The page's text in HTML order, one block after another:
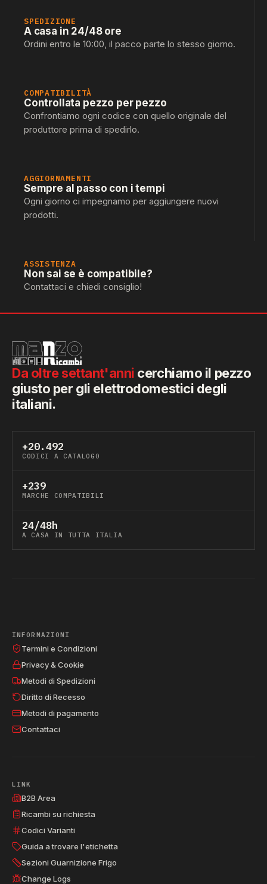
SPEDIZIONE
A casa in 24/48 ore
Ordini entro le 10:00, il pacco parte lo stesso giorno.
COMPATIBILITÀ
Controllata pezzo per pezzo
Confrontiamo ogni codice con quello originale del
produttore prima di spedirlo.
AGGIORNAMENTI
Sempre al passo con i tempi
Ogni giorno ci impegnamo per aggiungere nuovi
prodotti.
ASSISTENZA
Non sai se è compatibile?
Contattaci e chiedi consiglio!
Da oltre settant'anni cerchiamo il pezzo
giusto per gli elettrodomestici degli
italiani.
+20.492
CODICI A CATALOGO
+239
MARCHE COMPATIBILI
24/48h
A CASA IN TUTTA ITALIA
INFORMAZIONI
Termini e Condizioni
Privacy & Cookie
Metodi di Spedizioni
Diritto di Recesso
Metodi di pagamento
Contattaci
LINK
B2B Area
Ricambi su richiesta
Codici Varianti
Guida a trovare l'etichetta
Sezioni Guarnizione Frigo
Change Logs